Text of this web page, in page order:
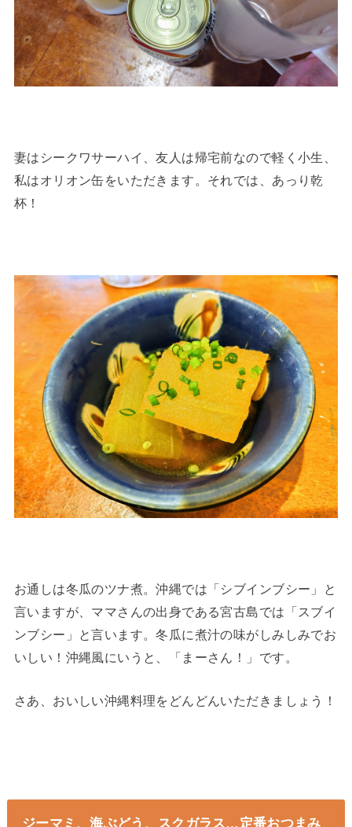
妻はシークワサーハイ、友人は帰宅前なので軽く小生、
私はオリオン缶をいただきます。それでは、あっり乾
杯！
お通しは冬瓜のツナ煮。沖縄では「シブインブシー」と
言いますが、ママさんの出身である宮古島では「スブイ
ンブシー」と言います。冬瓜に煮汁の味がしみしみでお
いしい！沖縄風にいうと、「まーさん！」です。
さあ、おいしい沖縄料理をどんどんいただきましょう！
ジーマミ、海ぶどう、スクガラス…定番おつまみ